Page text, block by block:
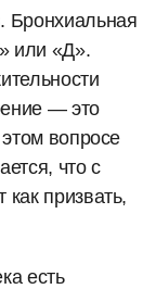
Бронхиальная
или «Д».
— это
вопросе
что с
призвать,
есть